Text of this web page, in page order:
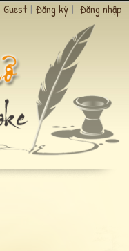
Guest | Đăng ký | Đăng nhập